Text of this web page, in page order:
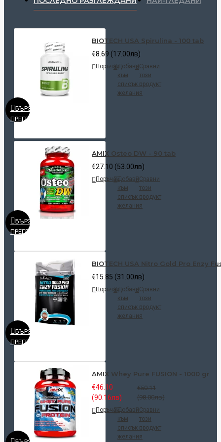
БЪРЗ
ПРЕГЛЕД
BIOTECH USA Spirulina - 100 tab
€8.69 (17.00лв)
ПоръчайДобави
към
списък с
желания
Сравни
този
продукт
БЪРЗ
ПРЕГЛЕД
AMIX Osteo DW - 90 tab
€27.10 (53.00лв)
ПоръчайДобави
към
списък с
желания
Сравни
този
продукт
БЪРЗ
ПРЕГЛЕД
BIOTECH USA Nitro Gold Pro Enzy
€15.85 (31.00лв)
ПоръчайДобави
към
списък с
желания
Сравни
този
продукт
AMIX Whey Pure FUSION - 1000 gr
€46.10
(90.16лв)
€50.11
(98.00лв)
ПоръчайДобави
към
списък с
желания
Сравни
този
продукт